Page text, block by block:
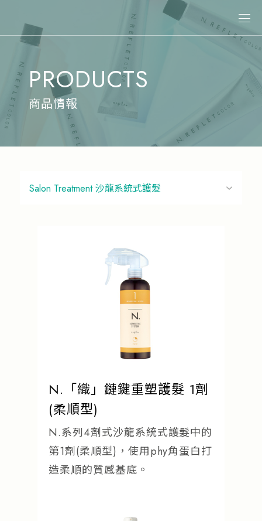
關於娜普菈
最新消息
商品情報
專業染髮
專業燙髮
居家洗護
美髮課程
流行趨勢
產品通路
人才招募
PRODUCTS
商品情報
N.「織」鏈鍵重塑護髮 1劑
(柔順型)
N.系列4劑式沙龍系統式護髮中的
第1劑(柔順型)，使用phy角蛋白打
造柔順的質感基底。